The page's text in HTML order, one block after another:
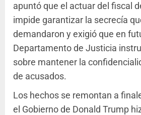
apuntó que el actuar del fiscal
impide garantizar la secrecía
demandaron y exigió que en
Departamento de Justicia
sobre mantener la
de acusados.
Los hechos se remontan a
el Gobierno de Donald Trump